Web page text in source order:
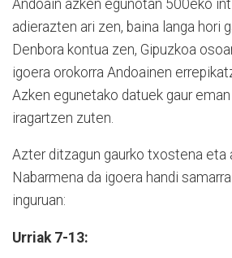
Andoain azken egunotan 500eko
adierazten ari zen, baina langa hori
Denbora kontua zen, Gipuzkoa
igoera orokorra Andoainen
Azken egunetako datuek gaur
iragartzen zuten.
Azter ditzagun gaurko txostena eta
Nabarmena da igoera handi
inguruan:
Urriak 7-13: